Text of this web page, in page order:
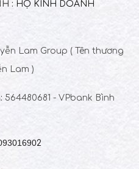
: HỘ KINH DOANH
Lam Group ( Tên thương
Lam )
564480681 - VPbank Bình
2